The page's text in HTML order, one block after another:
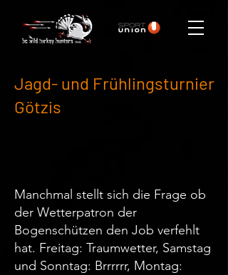
Jagd- und Frühlingsturnier
Götzis
Manchmal stellt sich die Frage ob
der Wetterpatron der
Bogenschützen den Job verfehlt
hat. Freitag: Traumwetter, Samstag
und Sonntag: Brrrrrr, Montag: